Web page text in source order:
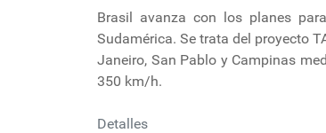
Brasil avanza con los planes
Sudamérica. Se trata del proyecto
Janeiro, San Pablo y Campinas
350 km/h.
Detalles